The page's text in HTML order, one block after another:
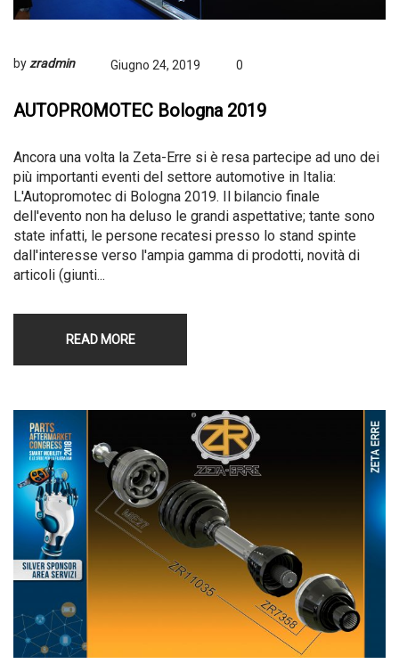
byzradmin Giugno 24, 2019 0
AUTOPROMOTEC Bologna 2019
Ancora una volta la Zeta-Erre si è resa partecipe ad uno dei
più importanti eventi del settore automotive in Italia:
L'Autopromotec di Bologna 2019. Il bilancio finale
dell'evento non ha deluso le grandi aspettative; tante sono
state infatti, le persone recatesi presso lo stand spinte
dall'interesse verso l'ampia gamma di prodotti, novità di
articoli (giunti...
READ MORE